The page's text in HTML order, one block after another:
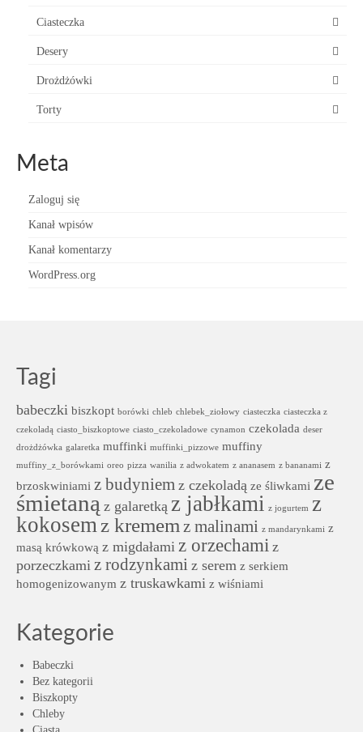
Ciasteczka
Desery
Drożdżówki
Torty
Meta
Zaloguj się
Kanał wpisów
Kanał komentarzy
WordPress.org
Tagi
babeczki biszkopt borówki chleb chlebek_ziołowy ciasteczka ciasteczka z
czekoladą ciasto_biszkoptowe ciasto_czekoladowe cynamon czekolada deser
drożdżówka galaretka muffinki muffinki_pizzowe muffiny
muffiny_z_borówkami oreo pizza wanilia z adwokatem z ananasem z bananami z
brzoskwiniami z budyniem z czekoladą ze śliwkami ze
śmietaną z galaretką z jabłkami z jogurtem z
kokosemz kremem z malinami z mandarynkami z
masą krówkową z migdałami z orzechami z
porzeczkami z rodzynkami z serem z serkiem
homogenizowanym z truskawkami z wiśniami
Kategorie
Babeczki
Bez kategorii
Biszkopty
Chleby